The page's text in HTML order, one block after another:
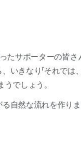
たサポーターの皆
いきなり「それでは
でしょう。
自然な流れを作り